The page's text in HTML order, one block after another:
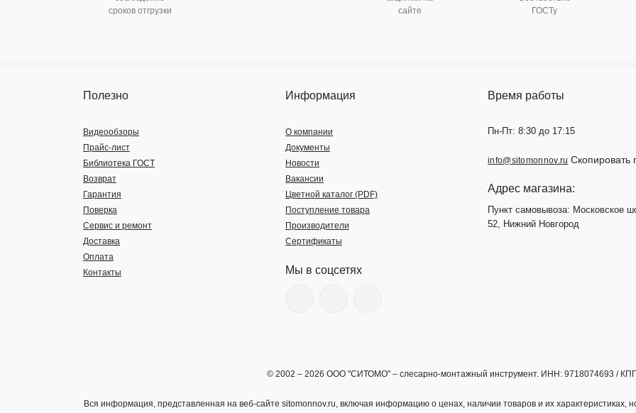
сроков отгрузки
сайте
ГОСТу
Полезно
Видеообзоры
Прайс-лист
Библиотека ГОСТ
Возврат
Гарантия
Поверка
Сервис и ремонт
Доставка
Оплата
Контакты
Информация
О компании
Документы
Новости
Вакансии
Цветной каталог (PDF)
Поступление товара
Производители
Сертификаты
Мы в соцсетях
Время работы
Пн-Пт: 8:30 до 17:15
info@sitomonnov.ru Скопировать
Адрес магазина:
Пункт самовывоза: Московское
52, Нижний Новгород
© 2002 – 2026 ООО "СИТОМО" – слесарно-монтажный инструмент. ИНН: 9718074693 /
Вся информация, представленная на веб-сайте sitomonnov.ru, включая информацию о ценах, наличии товаров и их характеристиках,